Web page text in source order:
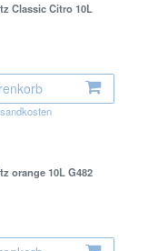
Classic Citro 10L
orange 10L G482